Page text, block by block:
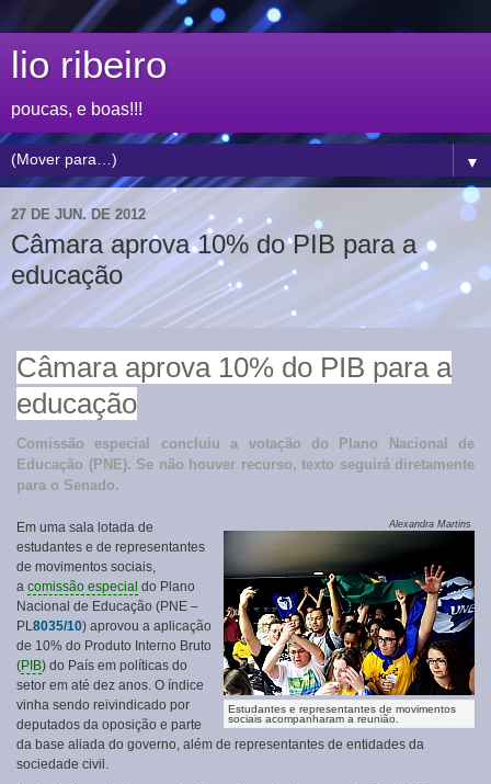
lio ribeiro
poucas, e boas!!!
▼
27 DE JUN. DE 2012
Câmara aprova 10% do PIB para a
educação
Câmara aprova 10% do PIB para a
educação
Comissão especial concluiu a votação do Plano Nacional de
Educação (PNE). Se não houver recurso, texto seguirá diretamente
para o Senado.
Alexandra Martins
Estudantes e representantes de movimentos
sociais acompanharam a reunião.
Em uma sala lotada de
estudantes e de representantes
de movimentos sociais,
a comissão especial do Plano
Nacional de Educação (PNE –
PL 8035/10) aprovou a aplicação
de 10% do Produto Interno Bruto
(PIB) do País em políticas do
setor em até dez anos. O índice
vinha sendo reivindicado por
deputados da oposição e parte
da base aliada do governo, além de representantes de entidades da
sociedade civil.